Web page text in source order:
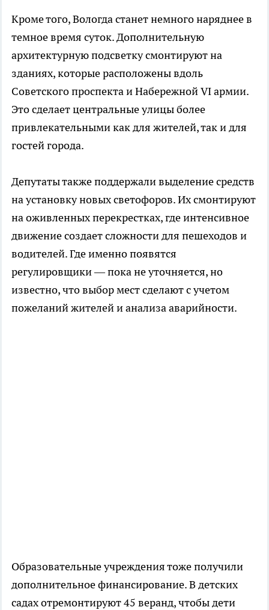
Кроме того, Вологда станет немного наряднее в
темное время суток. Дополнительную
архитектурную подсветку смонтируют на
зданиях, которые расположены вдоль
Советского проспекта и Набережной VI армии.
Это сделает центральные улицы более
привлекательными как для жителей, так и для
гостей города.
Депутаты также поддержали выделение средств
на установку новых светофоров. Их смонтируют
на оживленных перекрестках, где интенсивное
движение создает сложности для пешеходов и
водителей. Где именно появятся
регулировщики — пока не уточняется, но
известно, что выбор мест сделают с учетом
пожеланий жителей и анализа аварийности.
Образовательные учреждения тоже получили
дополнительное финансирование. В детских
садах отремонтируют 45 веранд, чтобы дети